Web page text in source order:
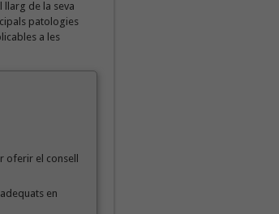
llarg de la seva
patologies
a les
oferir el consell
adequats en